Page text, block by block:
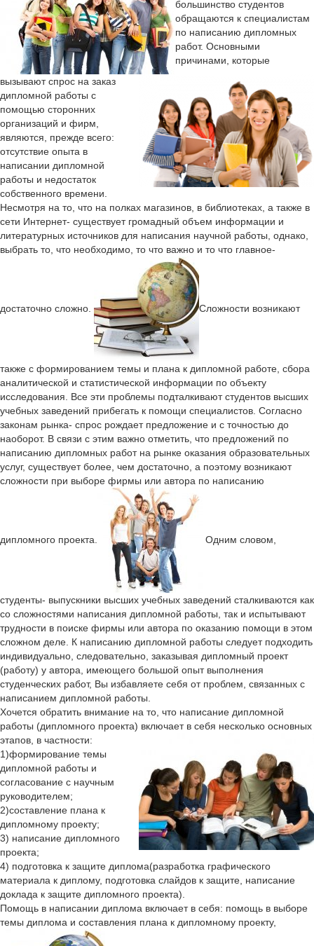
большинство студентов
обращаются к специалистам
по написанию дипломных
работ. Основными
причинами, которые
вызывают спрос на заказ
дипломной работы с
помощью сторонних
организаций и фирм,
являются, прежде всего:
отсутствие опыта в
написании дипломной
работы и недостаток
собственного времени.
Несмотря на то, что на полках магазинов, в библиотеках, а также в
сети Интернет- существует громадный объем информации и
литературных источников для написания научной работы, однако,
выбрать то, что необходимо, то что важно и то что главное-
достаточно сложно. Сложности возникают
также с формированием темы и плана к дипломной работе, сбора
аналитической и статистической информации по объекту
исследования. Все эти проблемы подталкивают студентов высших
учебных заведений прибегать к помощи специалистов. Согласно
законам рынка- спрос рождает предложение и с точностью до
наоборот. В связи с этим важно отметить, что предложений по
написанию дипломных работ на рынке оказания образовательных
услуг, существует более, чем достаточно, а поэтому возникают
сложности при выборе фирмы или автора по написанию
дипломного проекта. Одним словом,
студенты- выпускники высших учебных заведений сталкиваются как
со сложностями написания дипломной работы, так и испытывают
трудности в поиске фирмы или автора по оказанию помощи в этом
сложном деле. К написанию дипломной работы следует подходить
индивидуально, следовательно, заказывая дипломный проект
(работу) у автора, имеющего большой опыт выполнения
студенческих работ, Вы избавляете себя от проблем, связанных с
написанием дипломной работы.
Хочется обратить внимание на то, что написание дипломной
работы (дипломного проекта) включает в себя несколько основных
этапов, в частности:
1)формирование темы
дипломной работы и
согласование с научным
руководителем;
2)составление плана к
дипломному проекту;
3) написание дипломного
проекта;
4) подготовка к защите диплома(разработка графического
материала к диплому, подготовка слайдов к защите, написание
доклада к защите дипломного проекта).
Помощь в написании диплома включает в себя: помощь в выборе
темы диплома и составления плана к дипломному проекту,